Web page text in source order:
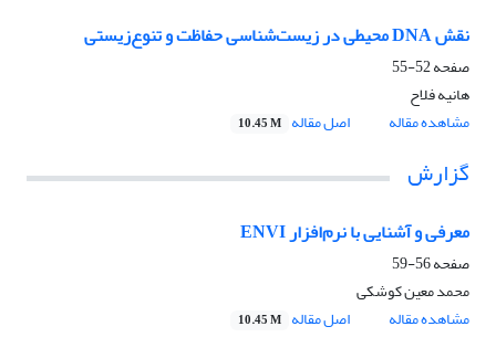
نقش DNA محیطی در زیست‌شناسی حفاظت و تنوع‌زیستی
صفحه52-55
هانیه فلاح
مشاهده مقاله
اصل مقاله 10.45 M
گزارش
معرفی و آشنایی با نرم‌افزار ENVI
صفحه56-59
محمد معین کوشکی
مشاهده مقاله
اصل مقاله 10.45 M